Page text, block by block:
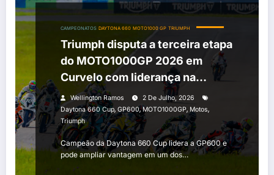
CAMPEONATOS DAYTONA 660 MOTO1000 GP TRIUMPH
Triumph disputa a terceira etapa
do MOTO1000GP 2026 em
Curvelo com liderança na
GP600
Wellington Ramos
2 De Julho, 2026
Daytona 660 Cup, GP600,MOTO1000GP, Motos,
Triumph
Campeão da Daytona 660 Cup lidera a GP600 e
pode ampliar vantagem em um dos…